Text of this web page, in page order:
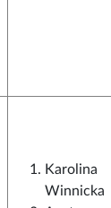
Karolina
Winnicka